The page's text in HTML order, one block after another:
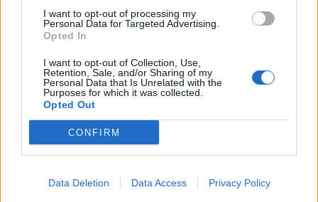
I want to opt-out of processing my
Personal Data for Targeted Advertising.
Opted In
I want to opt-out of Collection, Use,
Retention, Sale, and/or Sharing of my
Personal Data that Is Unrelated with the
Purposes for which it was collected.
Opted Out
CONFIRM
Data Deletion Data Access Privacy Policy